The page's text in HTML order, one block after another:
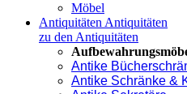
Möbel
Antiquitäten Antiquitäten
zu den Antiquitäten
Antike
Antike Schränke &